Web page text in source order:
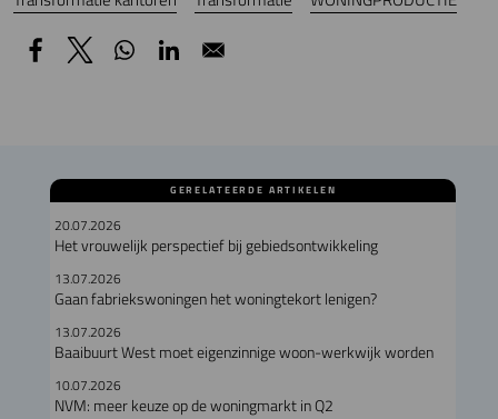
GERELATEERDE ARTIKELEN
20.07.2026
Het vrouwelijk perspectief bij gebiedsontwikkeling
13.07.2026
Gaan fabriekswoningen het woningtekort lenigen?
13.07.2026
Baaibuurt West moet eigenzinnige woon-werkwijk worden
10.07.2026
NVM: meer keuze op de woningmarkt in Q2